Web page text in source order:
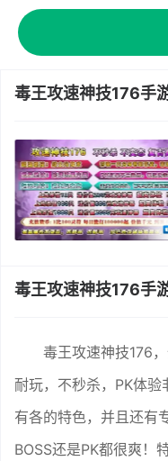
毒王攻速神技176手
毒王攻速神技176手
毒王攻速神技176
耐玩，不秒杀，PK体
有各的特色，并且还有
BOSS还是PK都很爽！